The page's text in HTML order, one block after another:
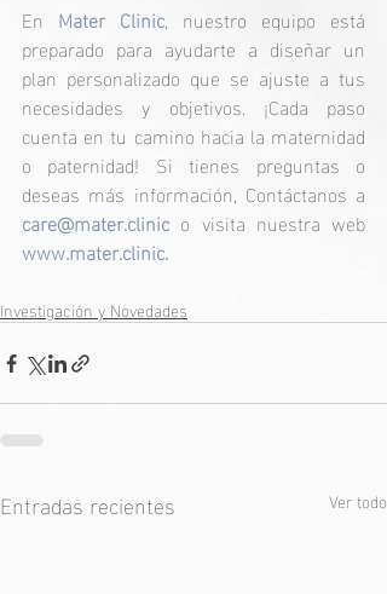
En Mater Clinic, nuestro equipo está
preparado para ayudarte a diseñar un
plan personalizado que se ajuste a tus
necesidades y objetivos. ¡Cada paso
cuenta en tu camino hacia la maternidad
o paternidad! Si tienes preguntas o
care@mater.clinic
www.mater.clinic.
Investigación y Novedades
Entradas recientes Ver todo